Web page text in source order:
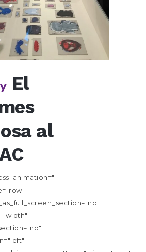
El
al